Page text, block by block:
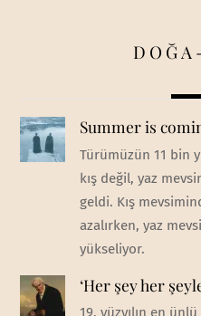
Summer is
Türümüzün 11 bin
kış değil, yaz
geldi. Kış
azalırken, yaz
yükseliyor.
‘Her şey her